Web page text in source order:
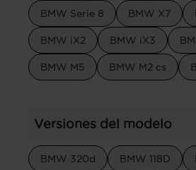
BMW Serie 8 BMW X7
BMW iX2 BMW iX3
BMW M5 BMW M2 cs
Versiones del modelo
BMW 320d BMW 118D